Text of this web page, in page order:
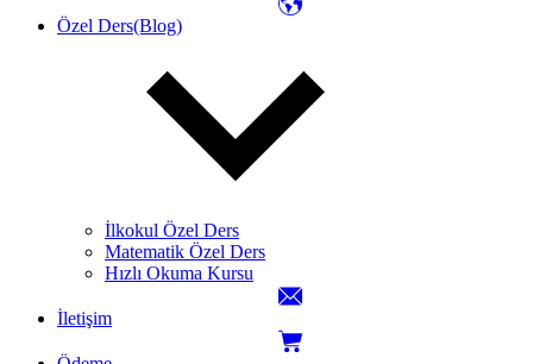
Özel Ders(Blog)
İlkokul Özel Ders
Matematik Özel Ders
Hızlı Okuma Kursu
İletişim